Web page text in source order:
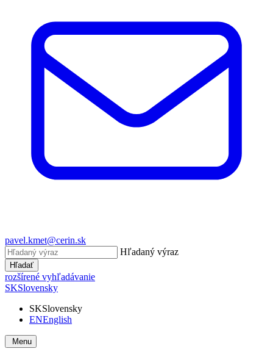
pavel.kmet@cerin.sk
Hľadaný výraz
Hľadať
rozšírené vyhľadávanie
SKSlovensky
SKSlovensky
ENEnglish
Menu